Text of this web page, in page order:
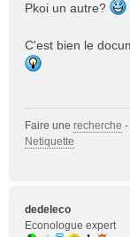
s
a
g
o
n
l
Pkoi un autre?
C'est bien le
Faire une recherche -
Netiquette
dedeleco
Econologue expert